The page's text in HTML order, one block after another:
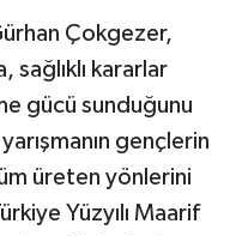
Çokgezer,
sağlıklı kararlar
gücü sunduğunu
gençlerin
üreten yönlerini
Yüzyılı Maarif